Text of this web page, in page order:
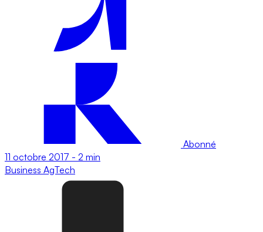
Abonné
11 octobre 2017 - 2 min
Business AgTech